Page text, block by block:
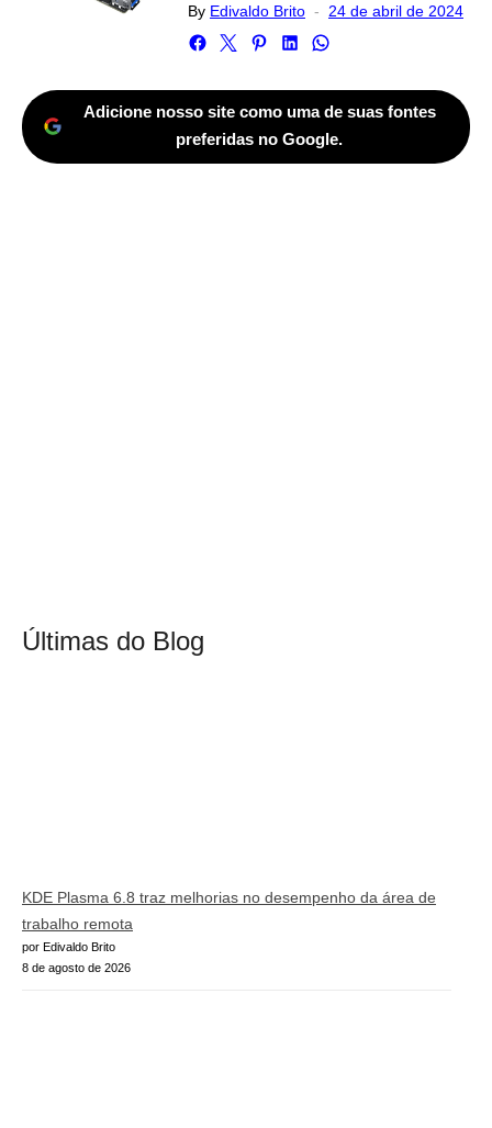
By Edivaldo Brito
Posted
24 de abril de 2024
Adicione nosso site como uma de suas fontes
preferidas no Google.
Últimas do Blog
KDE Plasma 6.8 traz melhorias no desempenho da área de
trabalho remota
por Edivaldo Brito
8 de agosto de 2026